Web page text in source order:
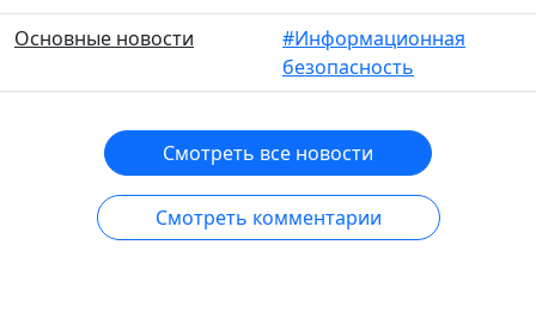
Основные новости
#Информационная
безопасность
Смотреть все новости
Смотреть комментарии